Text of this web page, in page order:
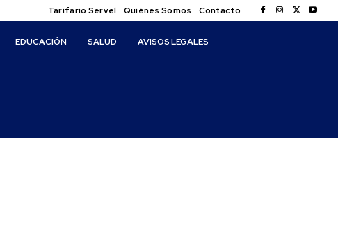
Tarifario Servel Quiénes Somos Contacto
EDUCACIÓN SALUD AVISOS LEGALES